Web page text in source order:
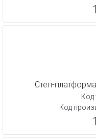
Степ-
Код
Код